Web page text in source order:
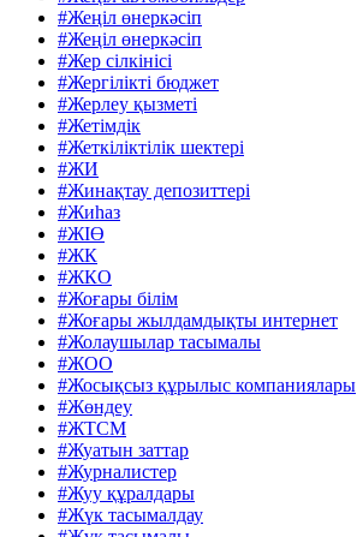
#Жеңіл өнеркәсіп
#Жеңіл өнеркәсіп
#Жер сілкінісі
#Жергілікті бюджет
#Жерлеу қызметі
#Жетімдік
#Жеткіліктілік шектері
#ЖИ
#Жинақтау депозиттері
#Жиһаз
#ЖІӨ
#ЖК
#ЖКО
#Жоғары білім
#Жоғары жылдамдықты интернет
#Жолаушылар тасымалы
#ЖОО
#Жосықсыз құрылыс компаниялары
#Жөндеу
#ЖТСМ
#Жуатын заттар
#Журналистер
#Жуу құралдары
#Жүк тасымалдау